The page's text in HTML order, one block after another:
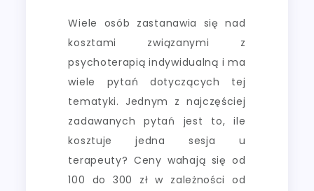
Wiele osób zastanawia się nad
kosztami związanymi z
psychoterapią indywidualną i ma
wiele pytań dotyczących tej
tematyki. Jednym z najczęściej
zadawanych pytań jest to, ile
kosztuje jedna sesja u
terapeuty? Ceny wahają się od
100 do 300 zł w zależności od